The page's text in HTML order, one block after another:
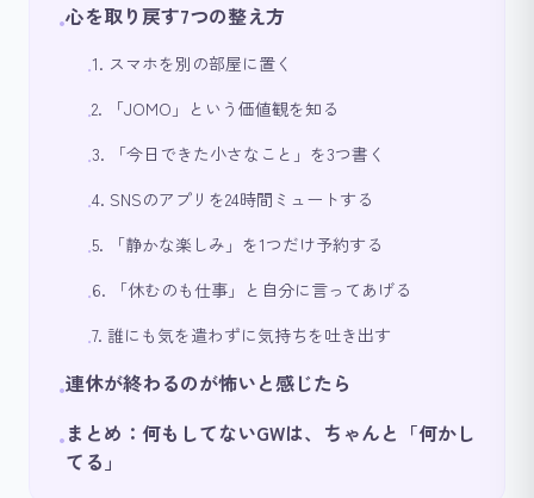
•心を取り戻す7つの整え方
•1. スマホを別の部屋に置く
•2. 「JOMO」という価値観を知る
•3. 「今日できた小さなこと」を3つ書く
•4. SNSのアプリを24時間ミュートする
•5. 「静かな楽しみ」を1つだけ予約する
•6. 「休むのも仕事」と自分に言ってあげる
•7. 誰にも気を遣わずに気持ちを吐き出す
•連休が終わるのが怖いと感じたら
•まとめ：何もしてないGWは、ちゃんと「何かし
てる」